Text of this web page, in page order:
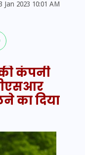
Jan 2023 10:01 AM
कंपनी
का दिया